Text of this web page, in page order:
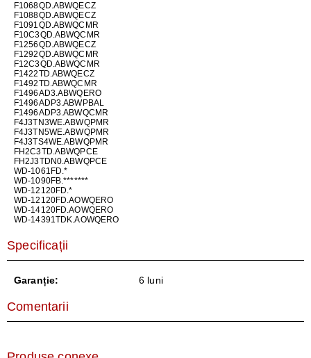
F1068QD.ABWQECZ
F1088QD.ABWQECZ
F1091QD.ABWQCMR
F10C3QD.ABWQCMR
F1256QD.ABWQECZ
F1292QD.ABWQCMR
F12C3QD.ABWQCMR
F1422TD.ABWQECZ
F1492TD.ABWQCMR
F1496AD3.ABWQERO
F1496ADP3.ABWPBAL
F1496ADP3.ABWQCMR
F4J3TN3WE.ABWQPMR
F4J3TN5WE.ABWQPMR
F4J3TS4WE.ABWQPMR
FH2C3TD.ABWQPCE
FH2J3TDN0.ABWQPCE
WD-1061FD.*
WD-1090FB.*******
WD-12120FD.*
WD-12120FD.AOWQERO
WD-14120FD.AOWQERO
WD-14391TDK.AOWQERO
Specificații
Garanție: 6 luni
Comentarii